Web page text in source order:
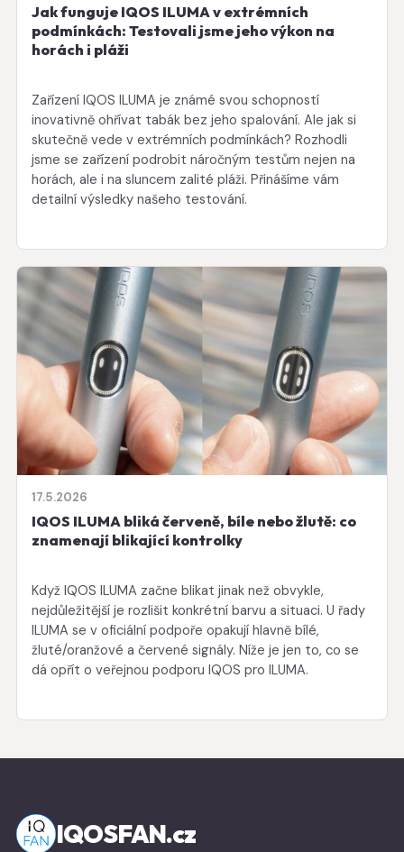
Jak funguje IQOS ILUMA v extrémních
podmínkách: Testovali jsme jeho výkon na
horách i pláži
Zařízení IQOS ILUMA je známé svou schopností
inovativně ohřívat tabák bez jeho spalování. Ale jak si
skutečně vede v extrémních podmínkách? Rozhodli
jsme se zařízení podrobit náročným testům nejen na
horách, ale i na sluncem zalité pláži. Přinášíme vám
detailní výsledky našeho testování.
17.5.2026
IQOS ILUMA bliká červeně, bíle nebo žlutě: co
znamenají blikající kontrolky
Když IQOS ILUMA začne blikat jinak než obvykle,
nejdůležitější je rozlišit konkrétní barvu a situaci. U řady
ILUMA se v oficiální podpoře opakují hlavně bílé,
žluté/oranžové a červené signály. Níže je jen to, co se
dá opřít o veřejnou podporu IQOS pro ILUMA.
IQOSFAN.cz